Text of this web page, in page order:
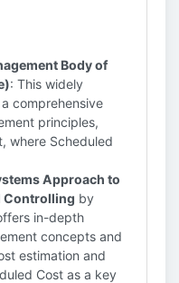
Body of
: This widely
comprehensive
principles,
where Scheduled
Approach to
Controlling by
in-depth
concepts and
estimation and
Cost as a key